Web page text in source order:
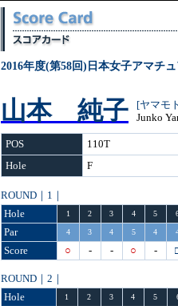
2016年度(第58回)日本女子アマチ
山本 純子
[ヤマモ
Junko
POS
110T
Hole
F
ROUND｜1｜
Hole
1 2 3 4 5
Par 4 3 4 5 4
Score ○ - - ○ -
ROUND｜2｜
Hole
1 2 3 4 5